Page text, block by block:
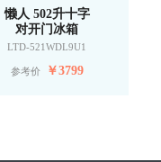
懒人 502升十字
对开门冰箱
LTD-521WDL9U1
参考价 ￥3799